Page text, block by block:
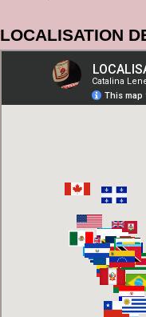
LOCALISATION